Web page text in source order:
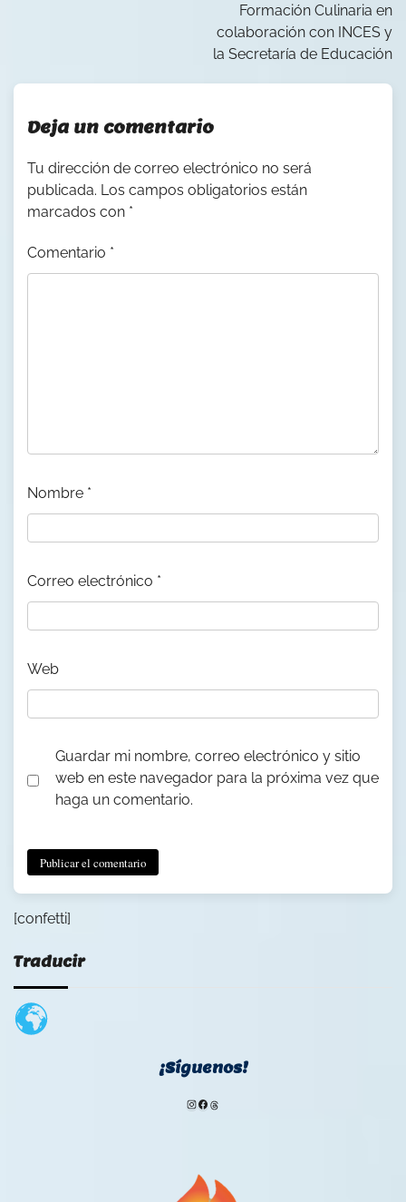
Formación Culinaria en
colaboración con INCES y
la Secretaría de Educación
Deja un comentario
Tu dirección de correo electrónico no será
publicada. Los campos obligatorios están
marcados con *
Comentario *
Nombre *
Correo electrónico *
Web
Guardar mi nombre, correo electrónico y sitio
web en este navegador para la próxima vez que
haga un comentario.
[confetti]
Traducir
¡Síguenos!
Instagram
Facebook
Threads